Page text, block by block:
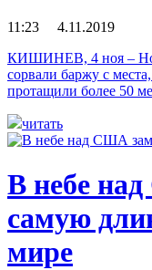
11:23 4.11.2019
КИШИНЕВ, 4 ноя –
сорвали баржу с
протащили более 50
читать
В небе
самую
мире